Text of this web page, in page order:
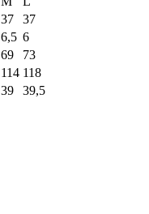
37
37
6,5 6
69
73
114 118
39 39,5